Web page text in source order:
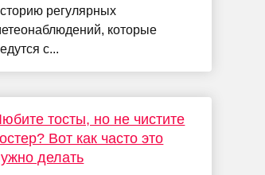
регулярных
которые
с...
тосты, но не чистите
Вот как часто это
делать